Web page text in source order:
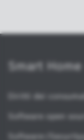
Smart
Diritti dei
Software open
Software-/